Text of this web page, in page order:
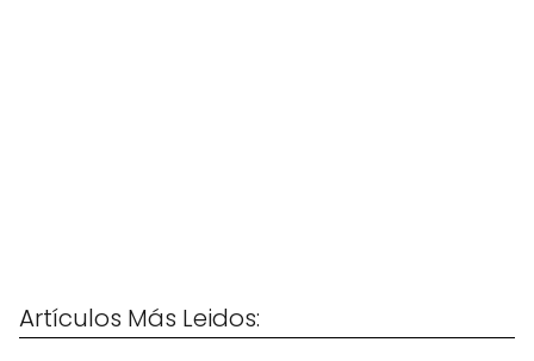
Artículos Más Leidos: